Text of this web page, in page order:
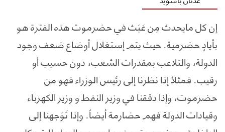
إن كل مايحدث مِن عَبَث في حضرموت هذه الفترة هو
بأيادٍ حضرمية. حيث يتم إستغلال أوضاع ضعف وجود
الدولة، والتلاعب بمقدرات الشعب، دون حسيب أو
رقيب. فمثلاً إذا نظرنا إلى رئيس الوزراء فهو من
حضرموت، وإذا دققنا في وزير النفط و وزير الكهرباء
وقيادات الدولة فهم حضارمة أيضاً. وإذا تَوَجهنا إلى